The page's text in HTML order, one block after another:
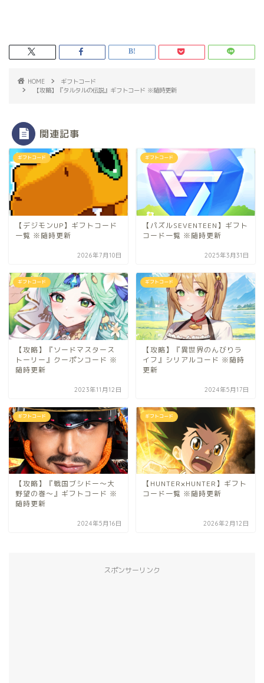
HOME
ギフトコード
【攻略】『タルタルの伝説』ギフトコード ※随時更新
関連記事
ギフトコード
【デジモンUP】ギフトコード
一覧 ※随時更新
2026年7月10日
ギフトコード
【パズルSEVENTEEN】ギフト
コード一覧 ※随時更新
2025年3月31日
ギフトコード
【攻略】『ソードマスタース
トーリー』クーポンコード ※
随時更新
2023年11月12日
ギフトコード
【攻略】『異世界のんびりラ
イフ』シリアルコード ※随時
更新
2024年5月17日
ギフトコード
【攻略】『戦国ブシドー〜大
野望の巻〜』ギフトコード ※
随時更新
2024年5月16日
ギフトコード
【HUNTER×HUNTER】ギフト
コード一覧 ※随時更新
2026年2月12日
スポンサーリンク